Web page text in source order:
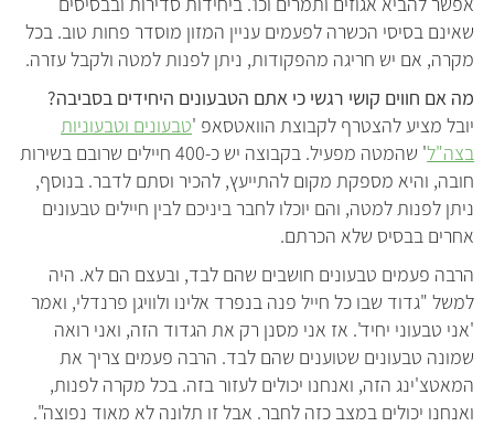
שאינם בסיסי הכשרה לפעמים עניין המזון מוסדר פחות טוב. בכל
מקרה, אם יש חריגה מהפקודות, ניתן לפנות למטה ולקבל עזרה.
מה אם חווים קושי רגשי כי אתם הטבעונים היחידים בסביבה?
יובל מציע להצטרף לקבוצת הוואטסאפ 'טבעונים וטבעוניות
בצה"ל
' שהמטה מפעיל. בקבוצה יש כ-400 חיילים שרובם בשירות
חובה, והיא מספקת מקום להתייעץ, להכיר וסתם לדבר. בנוסף,
ניתן לפנות למטה, והם יוכלו לחבר ביניכם לבין חיילים טבעונים
אחרים בבסיס שלא הכרתם.
הרבה פעמים טבעונים חושבים שהם לבד, ובעצם הם לא. היה
למשל "גדוד שבו כל חייל פנה בנפרד אלינו ולוויגן פרנדלי, ואמר
'אני טבעוני יחיד'. אז אני מסנן רק את הגדוד הזה, ואני רואה
שמונה טבעונים שטוענים שהם לבד. הרבה פעמים צריך את
המאטצ'ינג הזה, ואנחנו יכולים לעזור בזה. בכל מקרה לפנות,
ואנחנו יכולים במצב כזה לחבר. אבל זו תלונה לא מאוד נפוצה".